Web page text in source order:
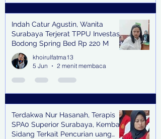
Indah Catur Agustin, Wanita
Surabaya Terjerat TPPU Investasi
Bodong Spring Bed Rp 220 M
khoirulfatma13
5 Jun
2 menit membaca
Terdakwa Nur Hasanah, Terapis
SPA0 Superior Surabaya, Kembali
Sidang Terkait Pencurian uang